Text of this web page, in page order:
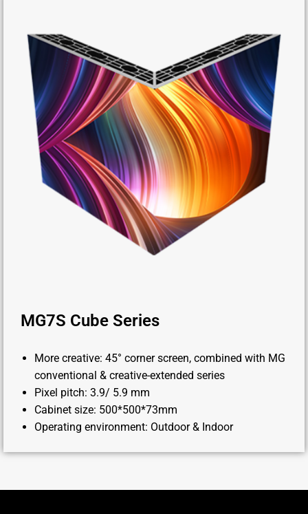
MG7S Cube Series
More creative: 45° corner screen, combined with MG
conventional & creative-extended series
Pixel pitch: 3.9/ 5.9 mm
Cabinet size: 500*500*73mm
Operating environment: Outdoor & Indoor